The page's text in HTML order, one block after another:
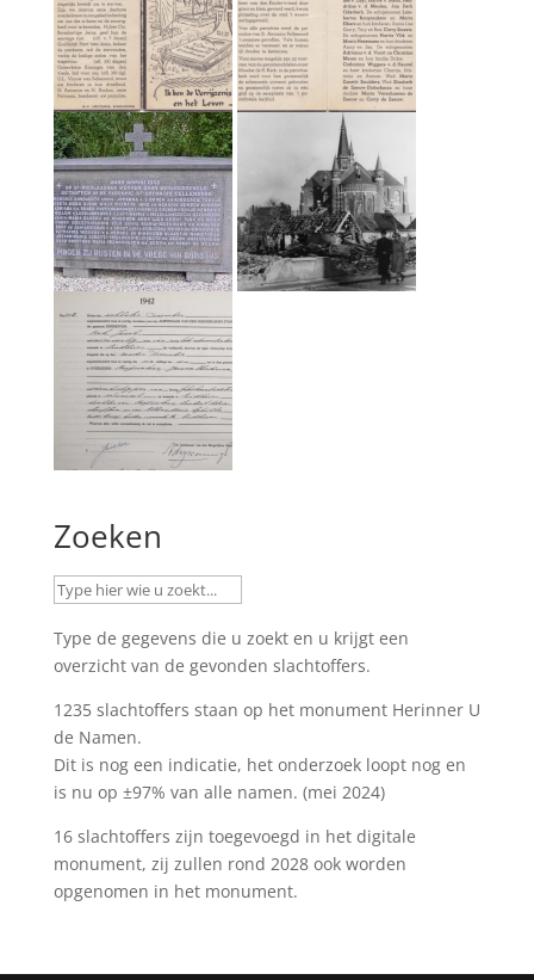
Zoeken
Type de gegevens die u zoekt en u krijgt een
overzicht van de gevonden slachtoffers.
1235 slachtoffers staan op het monument Herinner U
de Namen.
Dit is nog een indicatie, het onderzoek loopt nog en
is nu op ±97% van alle namen. (mei 2024)
16 slachtoffers zijn toegevoegd in het digitale
monument, zij zullen rond 2028 ook worden
opgenomen in het monument.